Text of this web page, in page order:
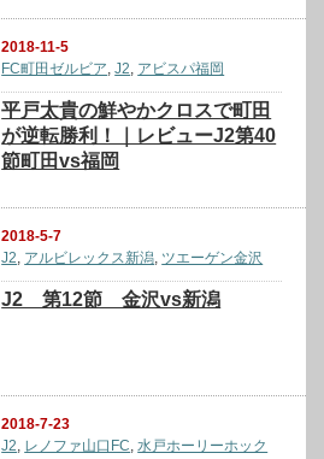
2018-11-5
FC町田ゼルビア,J2, アビスパ福岡
平戸太貴の鮮やかクロスで町田
が逆転勝利！｜レビューJ2第40
節町田vs福岡
2018-5-7
J2 アルビレックス新潟 ツエーゲン金沢
J2 第12節 金沢vs新潟
2018-7-23
J2, レノファ山口FC,水戸ホーリーホック